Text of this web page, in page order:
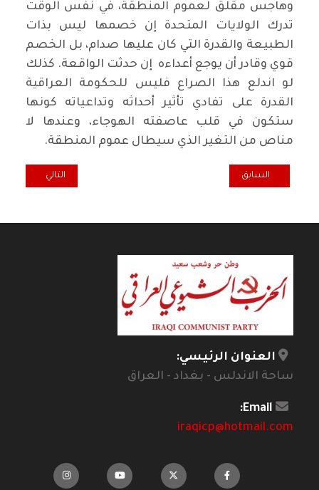
وهاجس مقلق لعموم المنطقة، في نفس الوقت
تدرك الولايات المتحدة إن خصمها ليس بذات
الطبيعة والقدرة التي كان عليها صدام، بل الخصم
قوي وقادر أن يوجع أعداءه إن حدثت الواقعة. كذلك
لو اندلع هذا الصراع فليس للحكومة العراقية
القدرة على تفادي تأثير أحداثه وتداعياته كونها
ستكون في قلب عاصفته الهوجاء، وعندها لا
مناص من التغير الذي سيطال عموم المنطقة.
المقال السابق: في الذكرى السنوية الثانية لرحيل الدكتور .. غانم حمدون
السابق المقال التالي:
التالي
العنوان الرئيسي:
ساحة الاندلس - بغداد - العراق
Email:
iraqicp@hotmail.com